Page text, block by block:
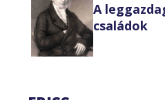
A
családok